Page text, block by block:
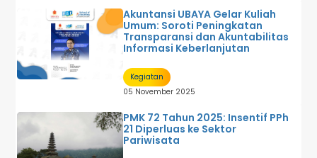
Akuntansi UBAYA Gelar Kuliah
Umum: Soroti Peningkatan
Transparansi dan Akuntabilitas
Informasi Keberlanjutan
Kegiatan
05 November 2025
PMK 72 Tahun 2025: Insentif PPh
21 Diperluas ke Sektor
Pariwisata